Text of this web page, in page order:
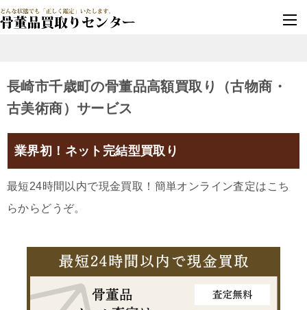
長崎市千歳町の骨董品高額買取り（古物商・
古美術商）サービス
業界初！ネット完結型買取り
最短24時間以内で現金買取！簡単オンライン査定はこち
らからどうぞ。